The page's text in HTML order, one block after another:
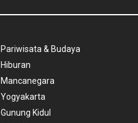
Pariwisata & Budaya
Hiburan
Mancanegara
Yogyakarta
Gunung Kidul